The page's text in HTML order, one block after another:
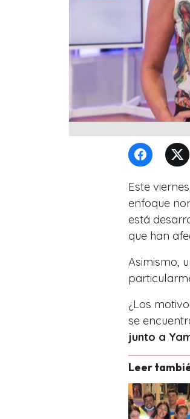
Este
enfoque
está
que han
Asimismo,
¿Los
se
junto a
Leer